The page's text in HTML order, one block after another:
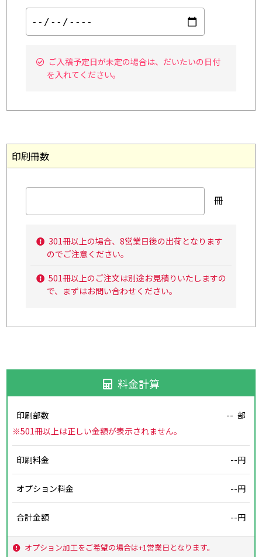
ご入稿予定日が未定の場合は、だいたいの日付
を入れてください。
印刷冊数
冊
301冊以上の場合、8営業日後の出荷となります
のでご注意ください。
501冊以上のご注文は別途お見積りいたしますの
で、まずはお問い合わせください。
料金計算
印刷部数 -- 部
※501冊以上は正しい金額が表示されません。
印刷料金 --円
オプション料金 --円
合計金額 --円
オプション加工をご希望の場合は+1営業日となります。